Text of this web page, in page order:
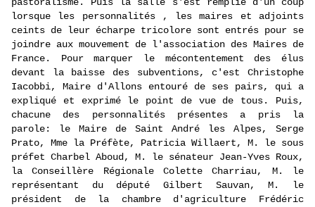
lorsque les personnalités , les maires et adjoints
ceints de leur écharpe tricolore sont entrés pour se
joindre aux mouvement de l'association des Maires de
France. Pour marquer le mécontentement des élus
devant la baisse des subventions, c'est Christophe
Iacobbi, Maire d'Allons entouré de ses pairs, qui a
expliqué et exprimé le point de vue de tous. Puis,
chacune des personnalités présentes a pris la
parole: le Maire de Saint André les Alpes, Serge
Prato, Mme la Préfète, Patricia Willaert, M. le sous
préfet Charbel Aboud, M. le sénateur Jean-Yves Roux,
la Conseillère Régionale Colette Charriau, M. le
représentant du député Gilbert Sauvan, M. le
président de la chambre d'agriculture Frédéric